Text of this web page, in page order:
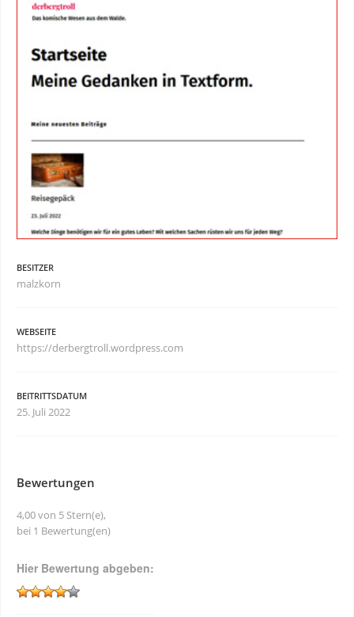
BESITZER
malzkorn
WEBSEITE
https://derbergtroll.wordpress.com
BEITRITTSDATUM
25. Juli 2022
Bewertungen
4,00 von 5 Stern(e),
bei 1 Bewertung(en)
Hier Bewertung abgeben: